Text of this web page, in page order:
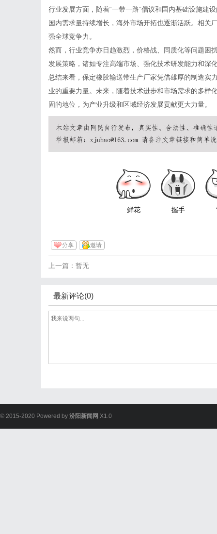
行业发展方面，随着“一带一路”倡议和国内基础设施建
国内需求量持续增长，海外市场开拓也逐渐活跃。相关
强全球竞争力。
然而，行业竞争亦日趋激烈，价格战、同质化等问题困
发展策略，诸如专注高端市场、强化技术研发能力和深
总结来看，保定橡胶输送带生产厂家凭借雄厚的制造实
业的重要力量。未来，随着技术进步和市场需求的多样
固的地位，为产业升级和区域经济发展贡献更大力量。
鲜花 握手
分享 邀请
上一篇：暂无
最新评论(0)
© 2015-2020 Powered by 汾阳新闻网 X1.0